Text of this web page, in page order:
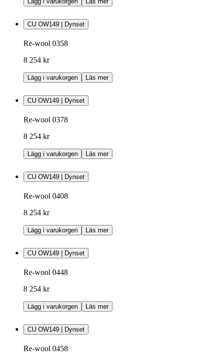
CU OW149 | Dynset
Re-wool 0358
8 254 kr
Lägg i varukorgen Läs mer
CU OW149 | Dynset
Re-wool 0378
8 254 kr
Lägg i varukorgen Läs mer
CU OW149 | Dynset
Re-wool 0408
8 254 kr
Lägg i varukorgen Läs mer
CU OW149 | Dynset
Re-wool 0448
8 254 kr
Lägg i varukorgen Läs mer
CU OW149 | Dynset
Re-wool 0458